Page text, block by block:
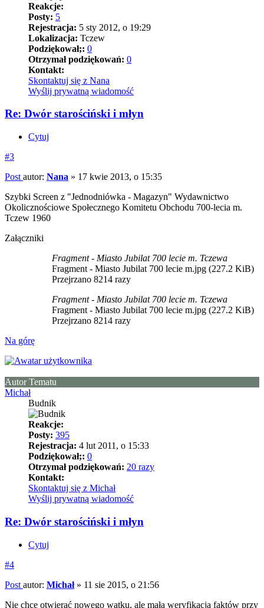
Reakcje:
Posty: 5
Rejestracja: 5 sty 2012, o 19:29
Lokalizacja: Tczew
Podziękował;: 0
Otrzymał podziękowań: 0
Kontakt:
Skontaktuj się z Nana
Wyślij prywatną wiadomość
Re: Dwór starościński i młyn
Cytuj
#3
Post autor: Nana » 17 kwie 2013, o 15:35
Szybki Screen z "Jednodniówka - Magazyn" Wydawnictwo
Okolicznościowe Społecznego Komitetu Obchodu 700-lecia m.
Tczew 1960
Załączniki
Fragment - Miasto Jubilat 700 lecie m. Tczewa
Fragment - Miasto Jubilat 700 lecie m.jpg (227.2 KiB)
Przejrzano 8214 razy
Fragment - Miasto Jubilat 700 lecie m. Tczewa
Fragment - Miasto Jubilat 700 lecie m.jpg (227.2 KiB)
Przejrzano 8214 razy
Na górę
Autor Tematu
Michał
Budnik
Reakcje:
Posty: 395
Rejestracja: 4 lut 2011, o 15:33
Podziękował;: 0
Otrzymał podziękowań: 20 razy
Kontakt:
Skontaktuj się z Michał
Wyślij prywatną wiadomość
Re: Dwór starościński i młyn
Cytuj
#4
Post autor: Michał» 11 sie 2015, o 21:56
Nie chcę otwierać nowego wątku, ale mała weryfikacja faktów przy